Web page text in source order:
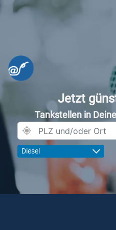
Jetzt
Tankstellen in
Diesel